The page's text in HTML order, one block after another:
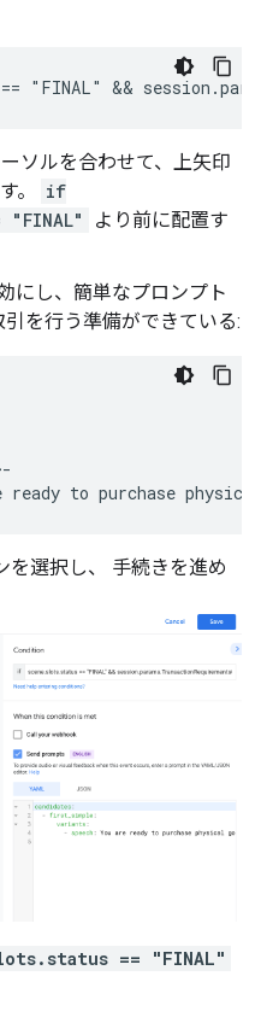
ソルを合わせて、上矢印
。
if
より前に配置す
効にし、簡単なプロンプト
を行う準備ができている:
-
ready to purchase physical
を選択し、 手続きを進め
== "FINAL"